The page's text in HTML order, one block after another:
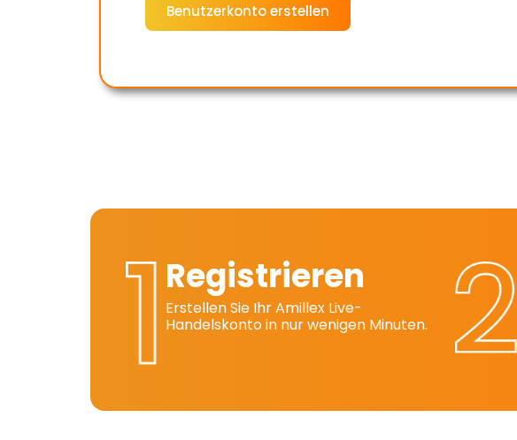
Benutzerkonto erstellen
Registrieren
Erstellen Sie Ihr Amillex Live-
Handelskonto in nur wenigen Minuten.